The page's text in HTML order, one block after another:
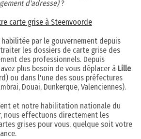
d'adresse)?
carte grise à Steenvoorde
par le gouvernement depuis
les dossiers de carte grise des
des professionnels. Depuis
plus besoin de vous déplacer à Lille
ou dans l'une des sous préfectures
Douai, Dunkerque, Valenciennes).
et notre habilitation nationale du
nous effectuons directement les
grises pour vous, quelque soit votre